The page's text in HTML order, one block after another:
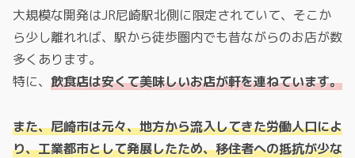
大規模な開発はJR尼崎駅北側に限定されていて、そこか
ら少し離れれば、駅から徒歩圏内でも昔ながらのお店が数
多くあります。
特に、 飲食店は安くて美味しいお店が軒を連ねています。
また、尼崎市は元々、地方から流入してきた労働人口によ
り、工業都市として発展したため、移住者への抵抗が少な